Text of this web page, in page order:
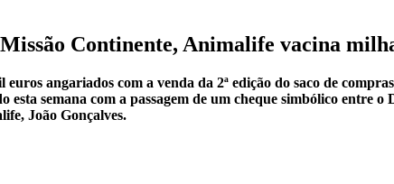
Continente, Animalife vacina
angariados com a venda da 2ª edição do saco de
esta semana com a passagem de um cheque simbólico
João Gonçalves.